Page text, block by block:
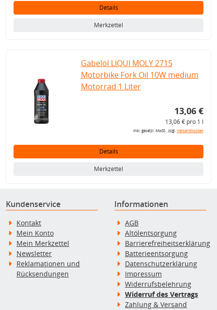
Details
Merkzettel
Gabelöl LIQUI MOLY 2715
Motorbike Fork Oil 10W medium
Motorrad 1 Liter
13,06 €
13,06 € pro 1 l
inkl. gesetzl. MwSt., zzgl.Versandkosten
Details
Merkzettel
Kundenservice
Kontakt
Mein Konto
Mein Merkzettel
Newsletter
Reklamationen und
Rücksendungen
Informationen
AGB
Altölentsorgung
Barrierefreiheitserklärung
Batterieentsorgung
Datenschutzerklärung
Impressum
Widerrufsbelehrung
Widerruf des Vertrags
Zahlung & Versand